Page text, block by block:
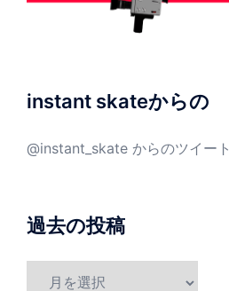
instant skateからの
@instant_skate からのツイート
過去の投稿